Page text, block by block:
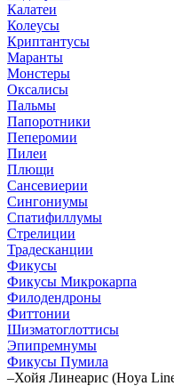
Калатеи
Колеусы
Криптантусы
Маранты
Монстеры
Оксалисы
Пальмы
Папоротники
Пеперомии
Пилеи
Плющи
Сансевиерии
Сингониумы
Спатифиллумы
Стрелиции
Традесканции
Фикусы
Фикусы Микрокарпа
Филодендроны
Фиттонии
Шизматоглоттисы
Эпипремнумы
Фикусы Пумила
–Хойя Линеарис (Hoya